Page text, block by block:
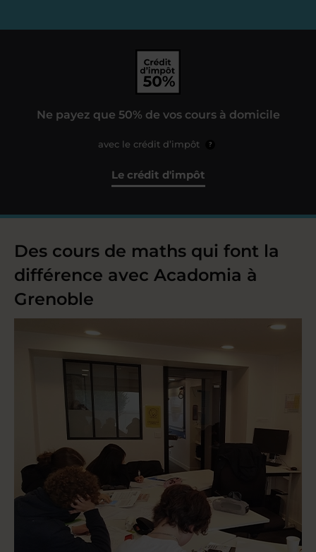
Ne payez que 50% de vos cours à domicile
avec le crédit d’impôt ?
Le crédit d'impôt
Des cours de maths qui font la
différence avec Acadomia à
Grenoble